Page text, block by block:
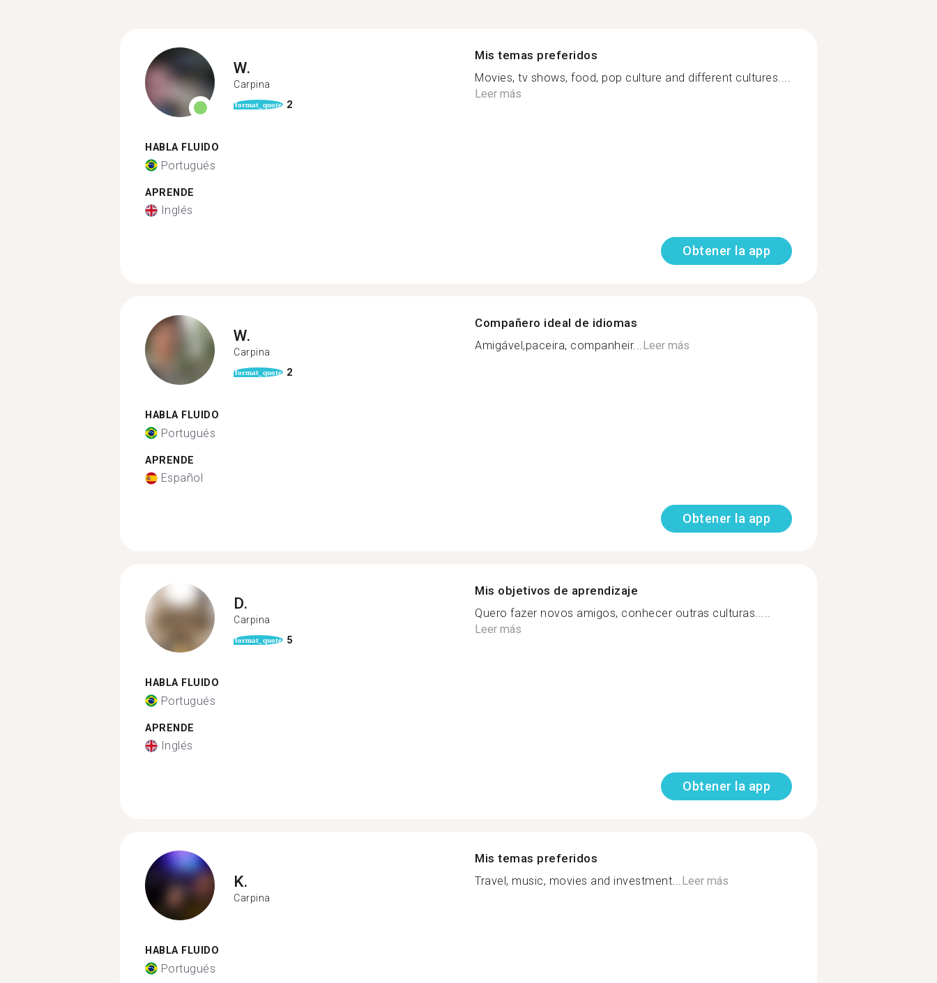
W.
Carpina
format_quote 2
HABLA FLUIDO
Portugués
APRENDE
Inglés
Mis temas preferidos
Movies, tv shows, food, pop culture and different cultures....
Leer más
Obtener la app
W.
Carpina
format_quote 2
HABLA FLUIDO
Portugués
APRENDE
Español
Compañero ideal de idiomas
Amigável,paceira, companheir...Leer más
Obtener la app
D.
Carpina
format_quote 5
HABLA FLUIDO
Portugués
APRENDE
Inglés
Mis objetivos de aprendizaje
Quero fazer novos amigos, conhecer outras culturas.....
Leer más
Obtener la app
K.
Carpina
HABLA FLUIDO
Portugués
Mis temas preferidos
Travel, music, movies and investment...Leer más